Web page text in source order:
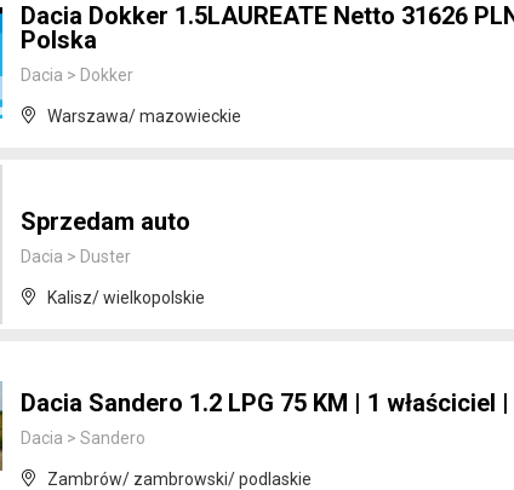
Dacia Dokker 1.5LAUREATE Netto 31626
Polska
Dacia > Dokker
Warszawa/ mazowieckie
Sprzedam auto
Dacia > Duster
Kalisz/ wielkopolskie
Dacia Sandero 1.2 LPG 75 KM | 1 właściciel
Dacia > Sandero
Zambrów/ zambrowski/ podlaskie